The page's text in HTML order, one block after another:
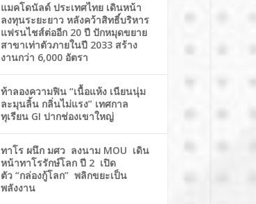
แมคโดนัลด์ ประเทศไทย เดินหน้า
ลงทุนระยะยาว หลังคว้าสิทธิ์บริหาร
แฟรนไชส์ต่ออีก 20 ปี ปักหมุดขยาย
สาขาเท่าตัวภายในปี 2033 สร้าง
งานกว่า 6,000 อัตรา
ท้าลองความฟิน “เนื้อแห้ง เนียนนุ่ม
ละมุนลิ้น กลิ่นไม่แรง” เทศกาล
ทุเรียน GI ปากช่องเขาใหญ่
ทาโร ผนึก มศว ลงนาม MOU เดิน
หน้าทาโรรักษ์โลก ปี 2 เปิด
ตัว “กล่องกู้โลก” พลิกขยะเป็น
พลังงาน